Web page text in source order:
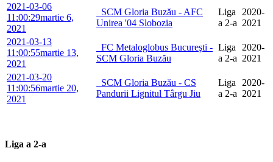
2021-03-06
11:00:29martie 6,
2021
SCM Gloria Buzău - AFC
Unirea '04 Slobozia
Liga
a 2-a
2020-
2021
2021-03-13
11:00:55martie 13,
2021
FC Metaloglobus Bucureşti -
SCM Gloria Buzău
Liga
a 2-a
2020-
2021
2021-03-20
11:00:56martie 20,
2021
SCM Gloria Buzău - CS
Pandurii Lignitul Târgu Jiu
Liga
a 2-a
2020-
2021
Liga a 2-a